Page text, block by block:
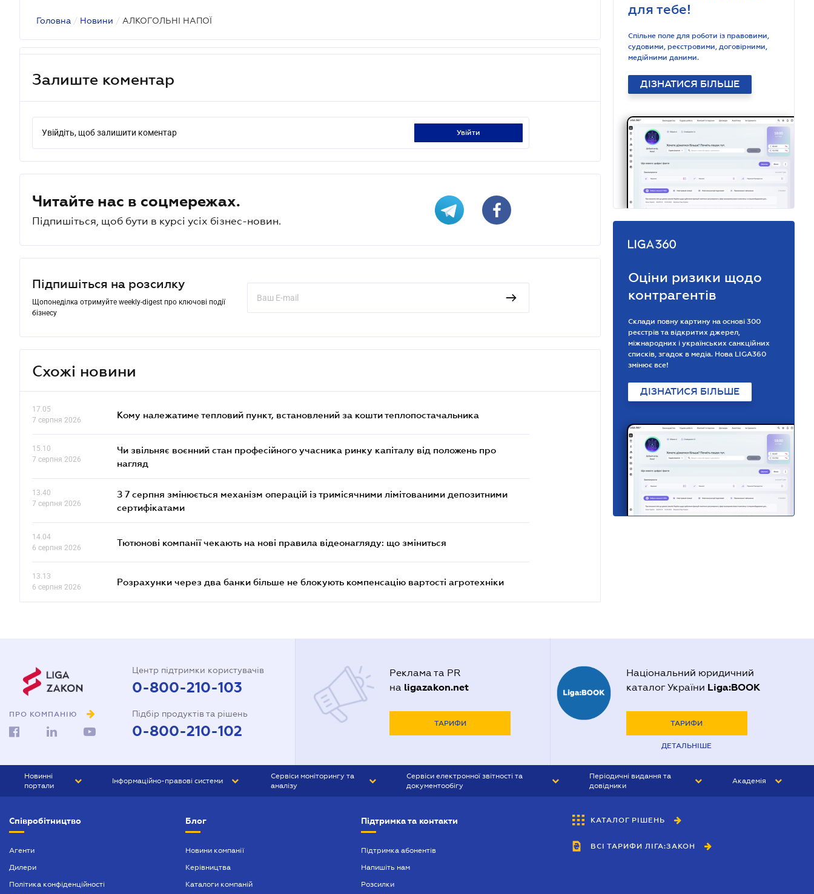
Головна / Новини / АЛКОГОЛЬНІ НАПОЇ
Залиште коментар
Увійдіть, щоб залишити коментар увійти
Читайте нас в соцмережах.
Підпишіться, щоб бути в курсі усіх бізнес-новин.
Підпишіться на розсилку
Щопонеділка отримуйте weekly-digest про ключові події
бізнесу
Схожі новини
17.05
7 серпня 2026
Кому належатиме тепловий пункт, встановлений за кошти теплопостачальника
15.10
7 серпня 2026
Чи звільняє воєнний стан професійного учасника ринку капіталу від положень про
нагляд
13.40
7 серпня 2026
З 7 серпня змінюється механізм операцій із тримісячними лімітованими депозитними
сертифікатами
14.04
6 серпня 2026
Тютюнові компанії чекають на нові правила відеонагляду: що зміниться
13.13
6 серпня 2026
Розрахунки через два банки більше не блокують компенсацію вартості агротехніки
для тебе!
Спільне поле для роботи із правовими,
судовими, реєстровими, договірними,
медійними даними.
ДІЗНАТИСЯ БІЛЬШЕ
Оціни ризики щодо
контрагентів
Склади повну картину на основі 300
реєстрів та відкритих джерел,
міжнародних і українських санкційних
списків, згадок в медіа. Нова LIGA360
змінює все!
ДІЗНАТИСЯ БІЛЬШЕ
ПРО КОМПАНІЮ
Центр підтримки користувачів
0-800-210-103
Підбір продуктів та рішень
0-800-210-102
Реклама та PR
на ligazakon.net
ТАРИФИ
Національний юридичний
каталог України Liga:BOOK
ТАРИФИ
ДЕТАЛЬНІШЕ
Новинні
портали
БІЗНЕС
Інформаційно-правові системи
БУХГАЛТЕР ПРОФ
Сервіси моніторингу та
аналізу
Сервіси електронної звітності та
документообігу
Періодичні видання та
довідники
БУХГАЛТЕР&ЗАКОН
ВІСНИК МСФЗ
Академія
Співробітництво
Агенти
Дилери
Політика конфіденційності
Блог
Новини компанії
Керівництва
Каталоги компаній
Підтримка та контакти
Підтримка абонентів
Напишіть нам
Розсилки
КАТАЛОГ РІШЕНЬ
ВСІ ТАРИФИ ЛІГА:ЗАКОН